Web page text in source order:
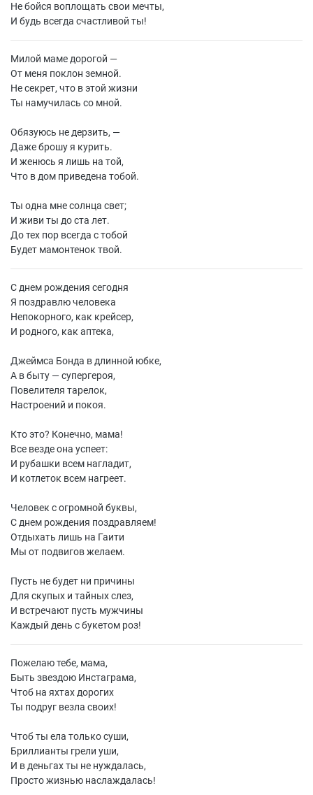
Не бойся воплощать свои мечты,
И будь всегда счастливой ты!
Милой маме дорогой —
От меня поклон земной.
Не секрет, что в этой жизни
Ты намучилась со мной.
Обязуюсь не дерзить, —
Даже брошу я курить.
И женюсь я лишь на той,
Что в дом приведена тобой.
Ты одна мне солнца свет;
И живи ты до ста лет.
До тех пор всегда с тобой
Будет мамонтенок твой.
С днем рождения сегодня
Я поздравлю человека
Непокорного, как крейсер,
И родного, как аптека,
Джеймса Бонда в длинной юбке,
А в быту — супергероя,
Повелителя тарелок,
Настроений и покоя.
Кто это? Конечно, мама!
Все везде она успеет:
И рубашки всем нагладит,
И котлеток всем нагреет.
Человек с огромной буквы,
С днем рождения поздравляем!
Отдыхать лишь на Гаити
Мы от подвигов желаем.
Пусть не будет ни причины
Для скупых и тайных слез,
И встречают пусть мужчины
Каждый день с букетом роз!
Пожелаю тебе, мама,
Быть звездою Инстаграма,
Чтоб на яхтах дорогих
Ты подруг везла своих!
Чтоб ты ела только суши,
Бриллианты грели уши,
И в деньгах ты не нуждалась,
Просто жизнью наслаждалась!